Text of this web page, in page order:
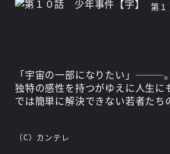
第
「宇宙の一部になりたい」―――。
独特の感性を持つがゆえに人生
では簡単に解決できない若者たち
（C）カンテレ